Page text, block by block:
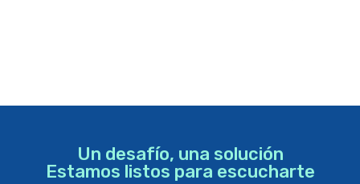
Un desafío, una solución
Estamos listos para escucharte